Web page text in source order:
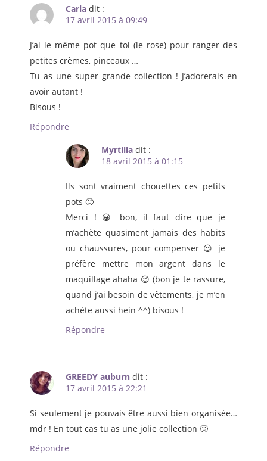
Carla dit :
17 avril 2015 à 09:49
J’ai le même pot que toi (le rose) pour ranger des
petites crèmes, pinceaux …
Tu as une super grande collection ! J’adorerais en
avoir autant !
Bisous !
Répondre
Myrtilla dit :
18 avril 2015 à 01:15
Ils sont vraiment chouettes ces petits
pots 🙂
Merci ! 😀 bon, il faut dire que je
m’achète quasiment jamais des habits
ou chaussures, pour compenser 😉 je
préfère mettre mon argent dans le
maquillage ahaha 😉 (bon je te rassure,
quand j’ai besoin de vêtements, je m’en
achète aussi hein ^^) bisous !
Répondre
GREEDY auburn dit :
17 avril 2015 à 22:21
Si seulement je pouvais être aussi bien organisée…
mdr ! En tout cas tu as une jolie collection 🙂
Répondre